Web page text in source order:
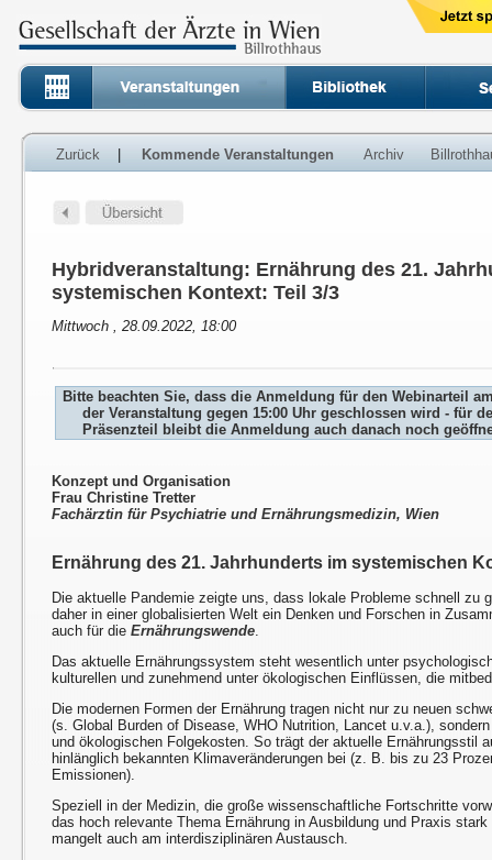
Zurück Kommende Veranstaltungen Archiv
Hybridveranstaltung: Ernährung des 21.
systemischen Kontext: Teil 3/3
Mittwoch , 28.09.2022, 18:00
Bitte beachten Sie, dass die Anmeldung für den Webinarteil
der Veranstaltung gegen 15:00 Uhr geschlossen wird - für
Präsenzteil bleibt die Anmeldung auch danach noch
Konzept und Organisation
Frau Christine Tretter
Fachärztin für Psychiatrie und Ernährungsmedizin, Wien
Ernährung des 21. Jahrhunderts im systemischen
Die aktuelle Pandemie zeigte uns, dass lokale Probleme schnell zu
daher in einer globalisierten Welt ein Denken und Forschen in
auch für dieErnährungswende.
Das aktuelle Ernährungssystem steht wesentlich unter
kulturellen und zunehmend unter ökologischen Einflüssen, die
Die modernen Formen der Ernährung tragen nicht nur zu neuen
(s. Global Burden of Disease, WHO Nutrition, Lancet u.v.a.),
und ökologischen Folgekosten. So trägt der aktuelle Ernährungsstil
hinlänglich bekannten Klimaveränderungen bei (z. B. bis zu 23
Emissionen).
Speziell in der Medizin, die große wissenschaftliche Fortschritte
das hoch relevante Thema Ernährung in Ausbildung und Praxis
mangelt auch am interdisziplinären Austausch.